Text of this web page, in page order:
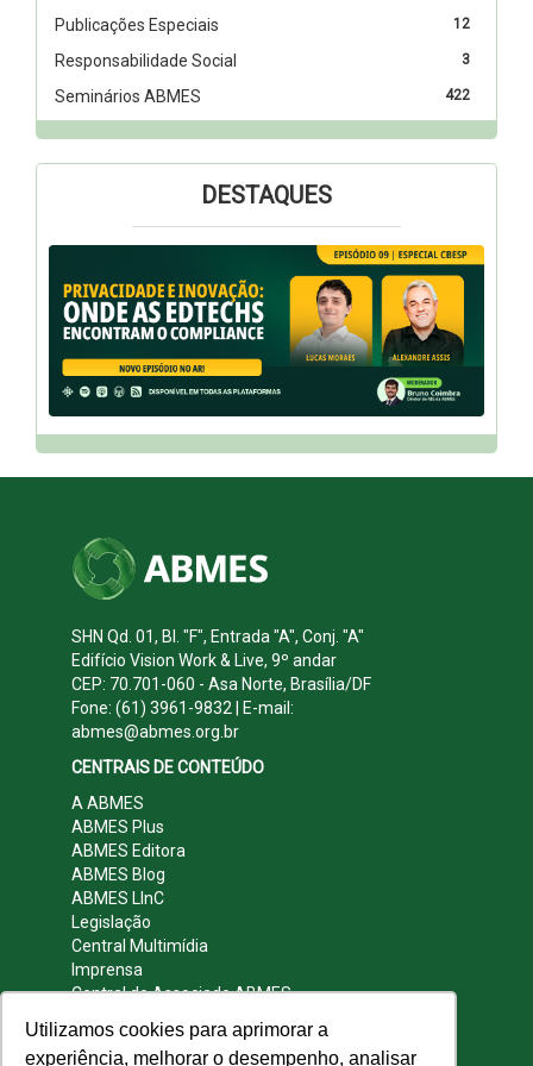
Utilizamos cookies para aprimorar a
experiência, melhorar o desempenho, analisar
12
Publicações Especiais
3
Responsabilidade Social
422
Seminários ABMES
DESTAQUES
SHN Qd. 01, Bl. "F", Entrada "A", Conj. "A"
Edifício Vision Work & Live, 9º andar
CEP: 70.701-060 - Asa Norte, Brasília/DF
Fone: (61) 3961-9832 | E-mail:
abmes@abmes.org.br
CENTRAIS DE CONTEÚDO
A ABMES
ABMES Plus
ABMES Editora
ABMES Blog
ABMES LInC
Legislação
Central Multimídia
Imprensa
Central do Associado ABMES
REDES SOCIAIS